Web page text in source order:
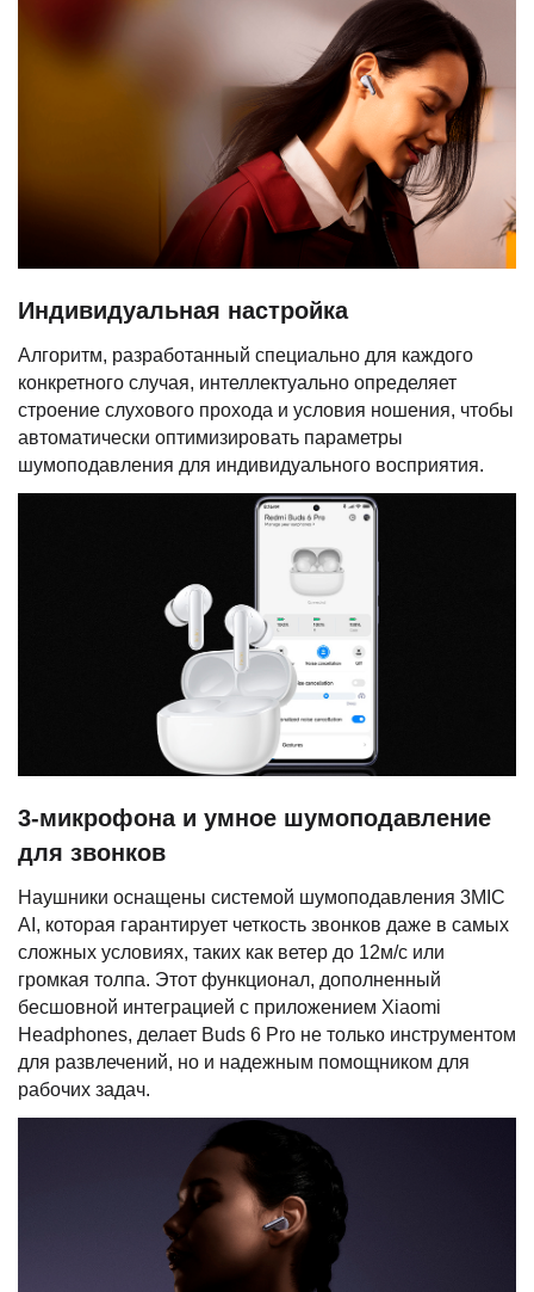
Индивидуальная настройка
Алгоритм, разработанный специально для каждого
конкретного случая, интеллектуально определяет
строение слухового прохода и условия ношения, чтобы
автоматически оптимизировать параметры
шумоподавления для индивидуального восприятия.
3-микрофона и умное шумоподавление
для звонков
Наушники оснащены системой шумоподавления 3MIC
AI, которая гарантирует четкость звонков даже в самых
сложных условиях, таких как ветер до 12м/с или
громкая толпа. Этот функционал, дополненный
бесшовной интеграцией с приложением Xiaomi
Headphones, делает Buds 6 Pro не только инструментом
для развлечений, но и надежным помощником для
рабочих задач.